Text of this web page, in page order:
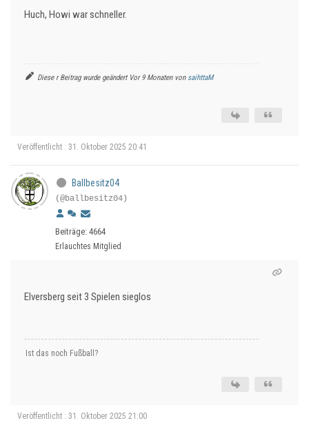
Huch, Howi war schneller.
Diese r Beitrag wurde geändert Vor 9 Monaten von saihttaM
Veröffentlicht : 31. Oktober 2025 20:41
Ballbesitz04
(@ballbesitz04)
Beiträge: 4664
Erlauchtes Mitglied
Elversberg seit 3 Spielen sieglos
Ist das noch Fußball?
Veröffentlicht : 31. Oktober 2025 21:00